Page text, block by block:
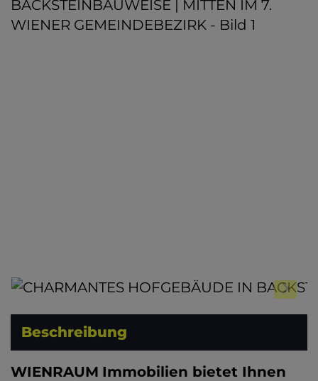
Beschreibung
WIENRAUM Immobilien bietet Ihnen